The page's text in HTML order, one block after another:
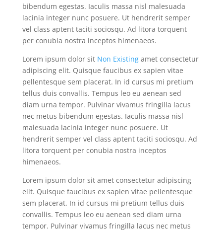
bibendum egestas. Iaculis massa nisl malesuada
lacinia integer nunc posuere. Ut hendrerit semper
vel class aptent taciti sociosqu. Ad litora torquent
per conubia nostra inceptos himenaeos.
Lorem ipsum dolor sit Non Existingamet consectetur
adipiscing elit. Quisque faucibus ex sapien vitae
pellentesque sem placerat. In id cursus mi pretium
tellus duis convallis. Tempus leo eu aenean sed
diam urna tempor. Pulvinar vivamus fringilla lacus
nec metus bibendum egestas. Iaculis massa nisl
malesuada lacinia integer nunc posuere. Ut
hendrerit semper vel class aptent taciti sociosqu. Ad
litora torquent per conubia nostra inceptos
himenaeos.
Lorem ipsum dolor sit amet consectetur adipiscing
elit. Quisque faucibus ex sapien vitae pellentesque
sem placerat. In id cursus mi pretium tellus duis
convallis. Tempus leo eu aenean sed diam urna
tempor. Pulvinar vivamus fringilla lacus nec metus